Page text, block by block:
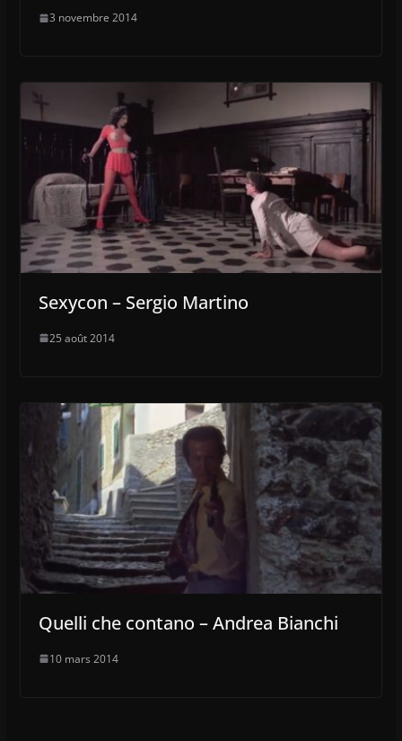
3 novembre 2014
Sexycon – Sergio Martino
25 août 2014
Quelli che contano – Andrea Bianchi
10 mars 2014